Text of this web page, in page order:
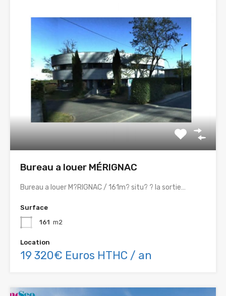
Bureau a louer MÉRIGNAC
Bureau a louer M?RIGNAC / 161m? situ? ? la sortie…
Surface
161 m2
Location
19 320€ Euros HTHC / an